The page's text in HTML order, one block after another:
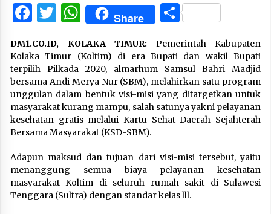
Facebook
Twitter
WhatsApp
Share Share
DM1.CO.ID, KOLAKA TIMUR: Pemerintah Kabupaten
Kolaka Timur (Koltim) di era Bupati dan wakil Bupati
terpilih Pilkada 2020, almarhum Samsul Bahri Madjid
bersama Andi Merya Nur (SBM), melahirkan satu program
unggulan dalam bentuk visi-misi yang ditargetkan untuk
masyarakat kurang mampu, salah satunya yakni pelayanan
kesehatan gratis melalui Kartu Sehat Daerah Sejahterah
Bersama Masyarakat (KSD-SBM).
Adapun maksud dan tujuan dari visi-misi tersebut, yaitu
menanggung semua biaya pelayanan kesehatan
masyarakat Koltim di seluruh rumah sakit di Sulawesi
Tenggara (Sultra) dengan standar kelas lll.